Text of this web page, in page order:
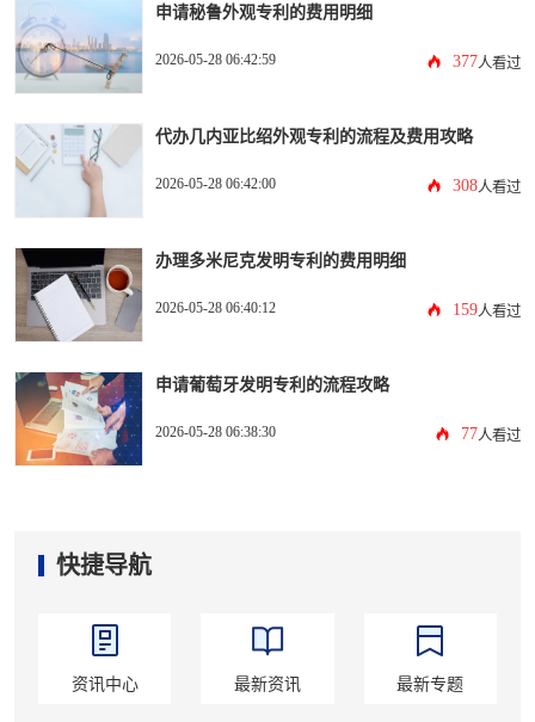
申请秘鲁外观专利的费用明细
2026-05-28 06:42:59 377人看过
代办几内亚比绍外观专利的流程及费用攻略
2026-05-28 06:42:00 308人看过
办理多米尼克发明专利的费用明细
2026-05-28 06:40:12 159人看过
申请葡萄牙发明专利的流程攻略
2026-05-28 06:38:30 77人看过
快捷导航
资讯中心 最新资讯 最新专题